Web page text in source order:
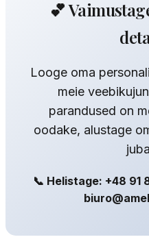
💕
Looge oma
meie
parandused on
oodake, alustage
📞 Helistage: +48 91